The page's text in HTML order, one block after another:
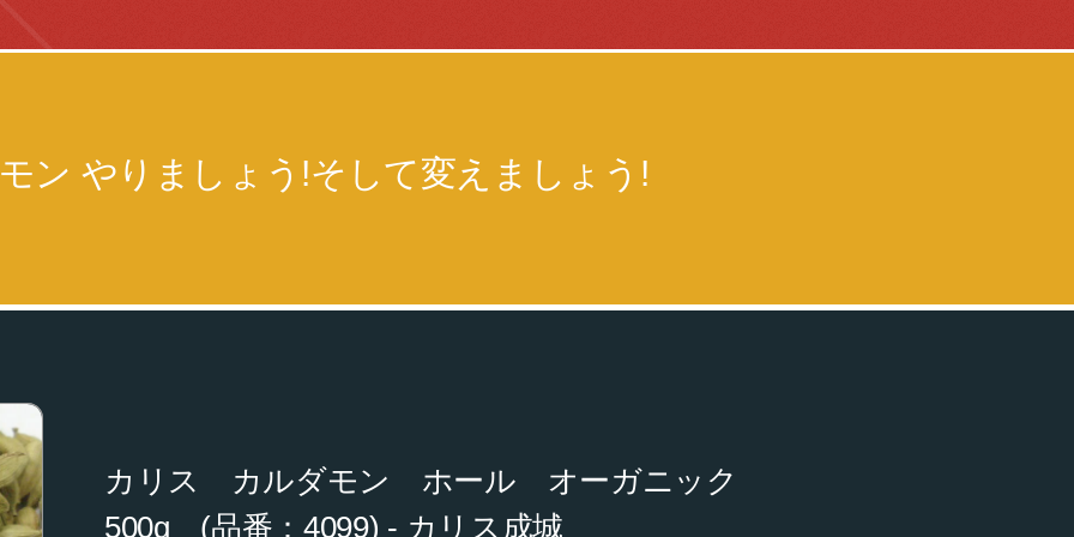
ン やりましょう!そして変えましょう!
カリス カルダモン ホール オーガニック
500g (品番：4099) - カリス成城